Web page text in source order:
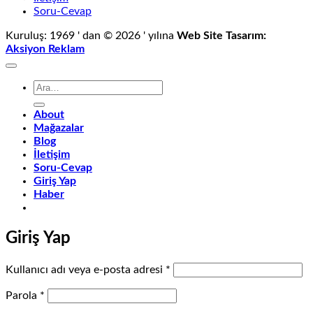
Soru-Cevap
Kuruluş: 1969 ' dan © 2026 ' yılına Web Site Tasarım:
Aksiyon Reklam
Ara:
About
Mağazalar
Blog
İletişim
Soru-Cevap
Giriş Yap
Haber
Giriş Yap
Kullanıcı adı veya e-posta adresi *
Parola *